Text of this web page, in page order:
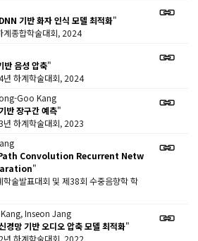
기반 화자 인식 모델 최적화"
계종합학술대회, 2024
반 음성 압축"
년 하계학술대회, 2024
Goo Kang
반 장구간 예측"
년 하계학술대회, 2023
Convolution Recurrent Netw
"
술발표대회 및 제38회 수중음향학 학
Inseon Jang
경망 기반 오디오 압축 모델 최적화"
년 하계학술대회, 2022